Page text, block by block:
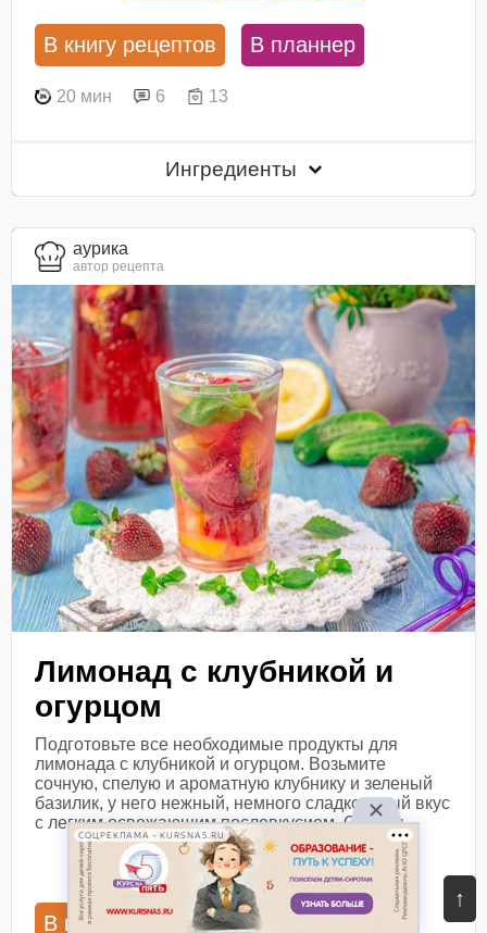
↑
В книгу рецептов В планнер
20 мин 6 13
Ингредиенты
aурика
автор рецепта
Лимонад с клубникой и
огурцом
Подготовьте все необходимые продукты для
лимонада с клубникой и огурцом. Возьмите
сочную, спелую и ароматную клубнику и зеленый
базилик, у него нежный, немного сладковатый вкус
с легким освежающим послевкусием. Огурцы...
Посмотреть рецепт
В книгу рецептов В планнер
СОЦРЕКЛАМА • KURSNA5.RU